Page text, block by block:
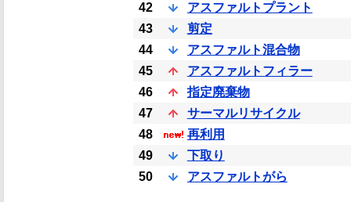
42
アスファルトプラント
43
剪定
44
アスファルト混合物
45
アスファルトフィラー
46
指定廃棄物
47
サーマルリサイクル
48
再利用
49
下取り
50
アスファルトがら